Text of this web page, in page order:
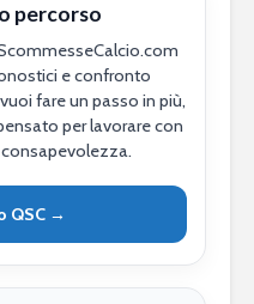
percorso
e confronto
fare un passo in più,
per lavorare con
QSC →